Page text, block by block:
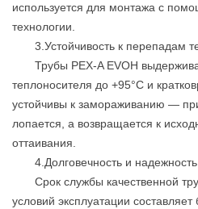
используется для монтажа с
технологии.
3.Устойчивость к перепадам
Трубы PEX-A EVOH
теплоносителя до +95°C и
устойчивы к замораживанию —
лопается, а возвращается к
оттаивания.
4.Долговечность и надежность
Срок службы качественной
условий эксплуатации